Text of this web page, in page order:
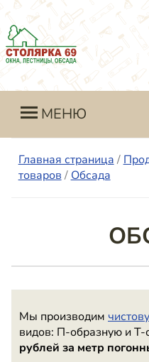
МЕНЮ
Главная страница /
товаров / Обсада
Мы производим
видов: П-образную и Т-
рублей за метр